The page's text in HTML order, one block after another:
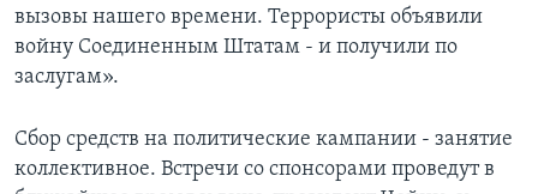
вызовы нашего времени. Террористы объявили
войну Соединенным Штатам - и получили по
заслугам».
Сбор средств на политические кампании - занятие
коллективное. Встречи со спонсорами проведут в